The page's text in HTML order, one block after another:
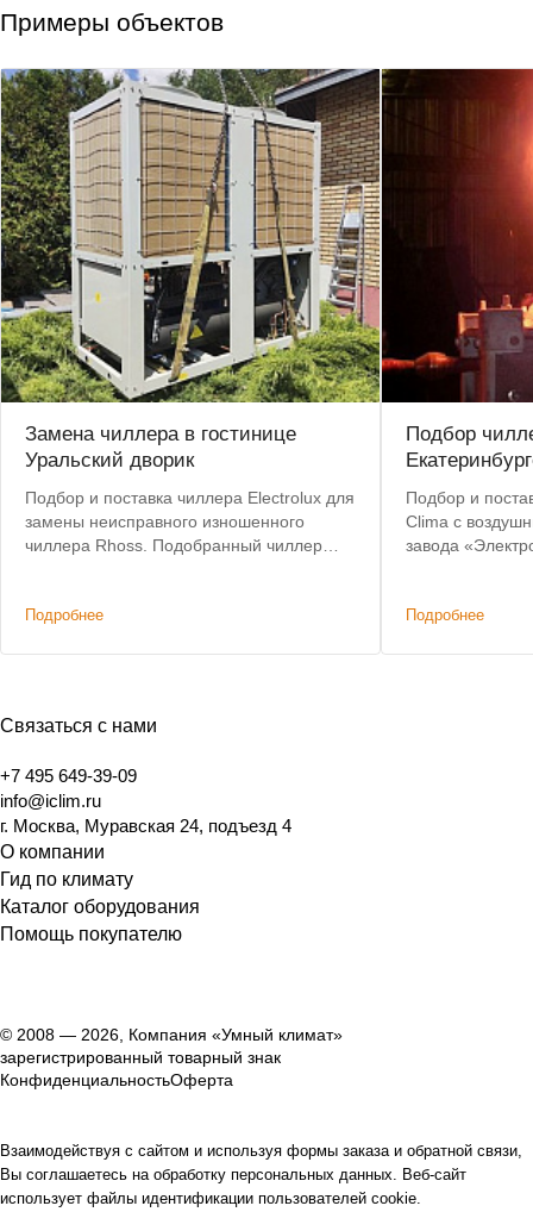
Примеры объектов
Замена чиллера в гостинице
Уральский дворик
Подбор и поставка чиллера Electrolux для
замены неисправного изношенного
чиллера Rhoss. Подобранный чиллер
изменений.
Подробнее
Подбор
Подбор и
Clima с
завода
Подробнее
Связаться с нами
+7 495 649-39-09
info@iclim.ru
г. Москва, Муравская 24, подъезд 4
О компании
Гид по климату
Каталог оборудования
Помощь покупателю
© 2008 — 2026, Компания «Умный климат»
зарегистрированный товарный знак
КонфиденциальностьОферта
Взаимодействуя с сайтом и используя формы заказа и обратной связи,
Вы соглашаетесь на обработку персональных данных. Веб-сайт
использует файлы идентификации пользователей cookie.